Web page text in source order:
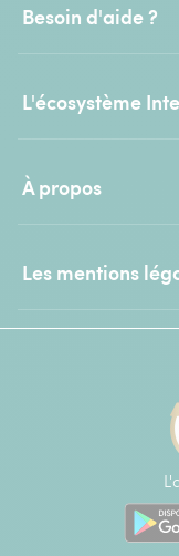
Besoin d'aide ?
L'écosystème
À propos
Les mentions